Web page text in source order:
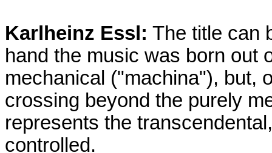
Karlheinz Essl: The title can
hand the music was born out
mechanical ("machina"), but,
crossing beyond the purely
represents the
controlled.